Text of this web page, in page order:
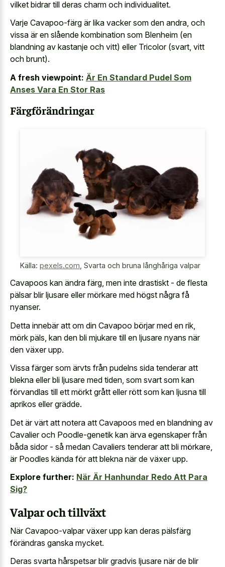
vilket bidrar till deras charm och individualitet.
Varje Cavapoo-färg är lika vacker som den andra, och
vissa är en slående kombination som Blenheim (en
blandning av kastanje och vitt) eller Tricolor (svart, vitt
och brunt).
A fresh viewpoint: Är En Standard Pudel Som
Anses Vara En Stor Ras
Färgförändringar
Källa: pexels.com Svarta och bruna långhåriga valpar
Cavapoos kan ändra färg, men inte drastiskt - de flesta
pälsar blir ljusare eller mörkare med högst några få
nyanser.
Detta innebär att om din Cavapoo börjar med en rik,
mörk päls, kan den bli mjukare till en ljusare nyans när
den växer upp.
Vissa färger som ärvts från pudelns sida tenderar att
blekna eller bli ljusare med tiden, som svart som kan
förvandlas till ett mörkt grått eller rött som kan ljusna till
aprikos eller grädde.
Det är värt att notera att Cavapoos med en blandning av
Cavalier och Poodle-genetik kan ärva egenskaper från
båda sidor - så medan Cavaliers tenderar att bli mörkare,
är Poodles kända för att blekna när de växer upp.
Explore further: När Är Hanhundar Redo Att Para
Sig?
Valpar och tillväxt
När Cavapoo-valpar växer upp kan deras pälsfärg
förändras ganska mycket.
Deras svarta hårspetsar blir gradvis ljusare när de blir